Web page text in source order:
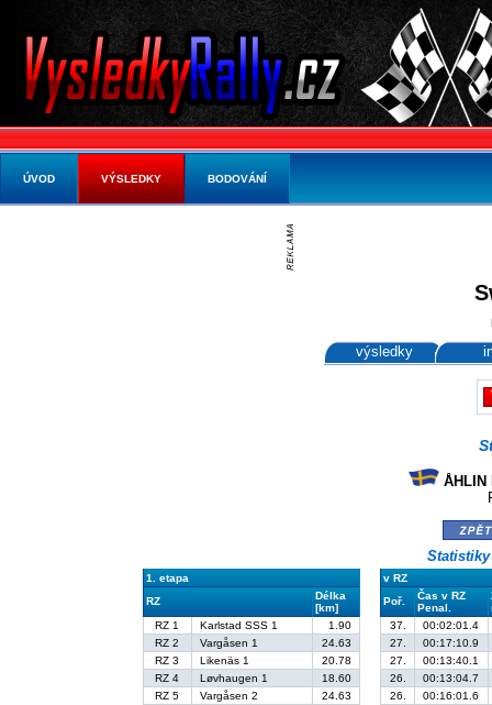
výsledky
ÅHLIN
1. etapa
v RZ
RZ
Délka
[km]
Poř.
Čas v RZ
Penal.
RZ 1
Karlstad SSS 1 1.90 37.
00:02:01.4
RZ 2
Vargåsen 1 24.63 27.
00:17:10.9
RZ 3
Likenäs 1 20.78 27.
00:13:40.1
RZ 4
Løvhaugen 1 18.60 26.
00:13:04.7
RZ 5
Vargåsen 2 24.63 26.
00:16:01.6
ÚVOD VÝSLEDKY BODOVÁNÍ